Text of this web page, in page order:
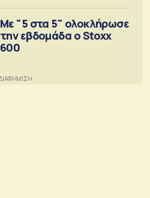
Με "5 στα 5" ολοκλήρωσε
την εβδομάδα ο Stoxx
600